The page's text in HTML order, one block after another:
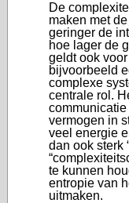
De
maken met
geringer de
hoe lager de
geldt ook
bijvoorbeeld
complexe
centrale rol.
vermogen in
veel energie
dan ook sterk
te kunnen
entropie van
uitmaken.